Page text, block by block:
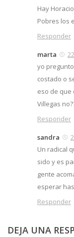
Hay
Pobres los
Responder
marta
yo
costado o
eso de que
Villegas
Responder
sandra
Un radical
sido y es
gente
esperar
Responder
DEJA UNA